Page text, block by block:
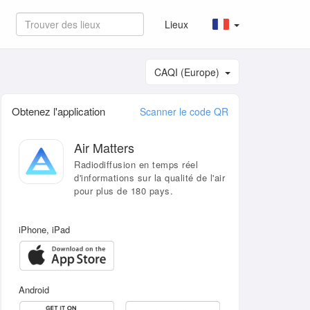
Lieux
CAQI (Europe)
Obtenez l'application Scanner le code QR
Air Matters
Radiodiffusion en temps réel
d'informations sur la qualité de l'air
pour plus de 180 pays.
iPhone, iPad
Android